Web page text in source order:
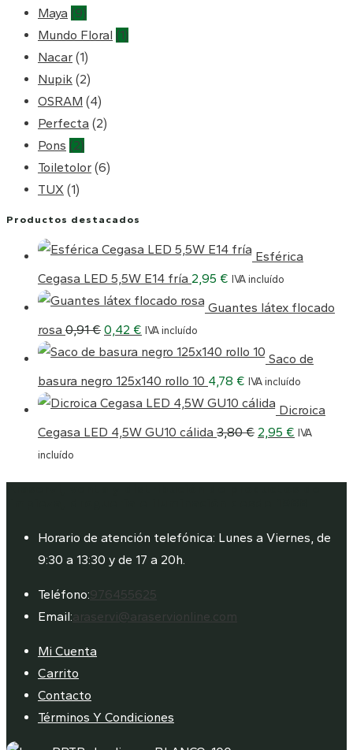
Maya (9)
Mundo Floral (1)
Nacar (1)
Nupik (2)
OSRAM (4)
Perfecta (2)
Pons (2)
Toiletolor (6)
TUX (1)
Productos destacados
Esférica
Cegasa LED 5,5W E14 fría 2,95 € IVA incluído
Guantes látex flocado
rosa 0,91€ El
precio
0,42 € El
precio
IVA incluído
Saco de
basura negro 125x140 rollo 10 4,78 € IVA incluído
Dicroica
Cegasa LED 4,5W GU10 cálida 3,80€ El
2,95 € El
IVA
incluído
Horario de atención telefónica: Lunes a Viernes, de
9:30 a 13:30 y de 17 a 20h.
Teléfono:976455625
abre
Email:araservi@araservionline.com
Mi Cuenta
Carrito
Contacto
Términos Y Condiciones